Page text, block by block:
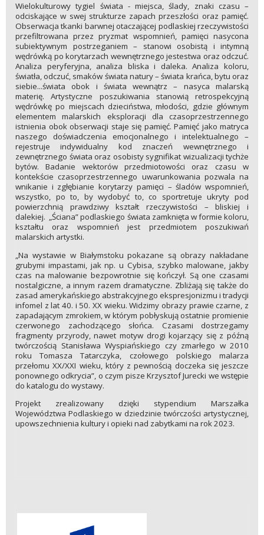
Wielokulturowy tygiel świata - miejsca, ślady, znaki czasu –
odciskające w swej strukturze zapach przeszłości oraz pamięć.
Obserwacja tkanki barwnej otaczającej podlaskiej rzeczywistości
przefiltrowana przez pryzmat wspomnień, pamięci nasycona
subiektywnym postrzeganiem – stanowi osobistą i intymną
wędrówką po korytarzach wewnętrznego jestestwa oraz odczuć.
Analiza peryferyjna, analiza bliska i daleka. Analiza koloru,
światła, odczuć, smaków świata natury – świata krańca, bytu oraz
siebie...świata obok i świata wewnątrz – nasyca malarską
materię. Artystyczne poszukiwania stanowią retrospekcyjną
wędrówkę po miejscach dzieciństwa, młodości, gdzie głównym
elementem malarskich eksploracji dla czasoprzestrzennego
istnienia obok obserwacji staje się pamięć. Pamięć jako matryca
naszego doświadczenia emocjonalnego i intelektualnego –
rejestruje indywidualny kod znaczeń wewnętrznego i
zewnętrznego świata oraz osobisty sygnifikat wizualizacji tychże
bytów. Badanie wektorów przedmiotowości oraz czasu w
kontekście czasoprzestrzennego uwarunkowania pozwala na
wnikanie i zgłębianie korytarzy pamięci – śladów wspomnień,
wszystko, po to, by wydobyć to, co sportretuje ukryty pod
powierzchnią prawdziwy kształt rzeczywistości – bliskiej i
dalekiej. „Ściana” podlaskiego świata zamknięta w formie koloru,
kształtu oraz wspomnień jest przedmiotem poszukiwań
malarskich artystki.
„Na wystawie w Białymstoku pokazane są obrazy nakładane
grubymi impastami, jak np. u Cybisa, szybko malowane, jakby
czas na malowanie bezpowrotnie się kończył. Są one czasami
nostalgiczne, a innym razem dramatyczne. Zbliżają się także do
zasad amerykańskiego abstrakcyjnego ekspresjonizmu i tradycji
infomel z lat 40. i 50. XX wieku. Widzimy obrazy prawie czarne, z
zapadającym zmrokiem, w którym pobłyskują ostatnie promienie
czerwonego zachodzącego słońca. Czasami dostrzegamy
fragmenty przyrody, nawet motyw drogi kojarzący się z późną
twórczością Stanisława Wyspiańskiego czy zmarłego w 2010
roku Tomasza Tatarczyka, czołowego polskiego malarza
przełomu XX/XXI wieku, który z pewnością doczeka się jeszcze
ponownego odkrycia”, o czym pisze Krzysztof Jurecki we wstępie
do katalogu do wystawy.
Projekt zrealizowany dzięki stypendium Marszałka
Województwa Podlaskiego w dziedzinie twórczości artystycznej,
upowszechnienia kultury i opieki nad zabytkami na rok 2023.